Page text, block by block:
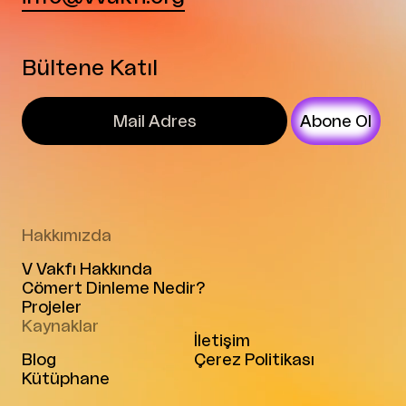
Bültene Katıl
Abone Ol
Hakkımızda
V Vakfı Hakkında
Cömert Dinleme Nedir?
Projeler
İletişim
Çerez Politikası
Kaynaklar
Blog
Kütüphane